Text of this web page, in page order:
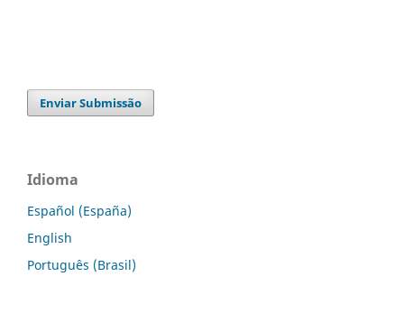
Enviar Submissão
Idioma
Español (España)
English
Português (Brasil)